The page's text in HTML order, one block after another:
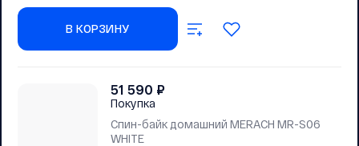
В КОРЗИНУ
51 590 ₽
Покупка
Спин-байк домашний MERACH MR-S06
WHITE